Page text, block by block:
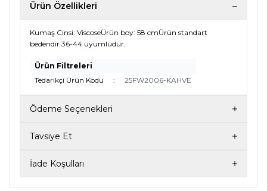
Ürün Özellikleri
Kumaş Cinsi: ViscoseÜrün boy: 58 cmÜrün standart
bedendir 36-44 uyumludur.
Ürün Filtreleri
Tedarikçi Ürün Kodu
: 25FW2006-KAHVE
Ödeme Seçenekleri
Tavsiye Et
İade Koşulları